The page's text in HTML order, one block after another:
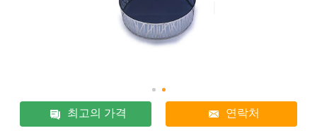
최고의 가격 연락처